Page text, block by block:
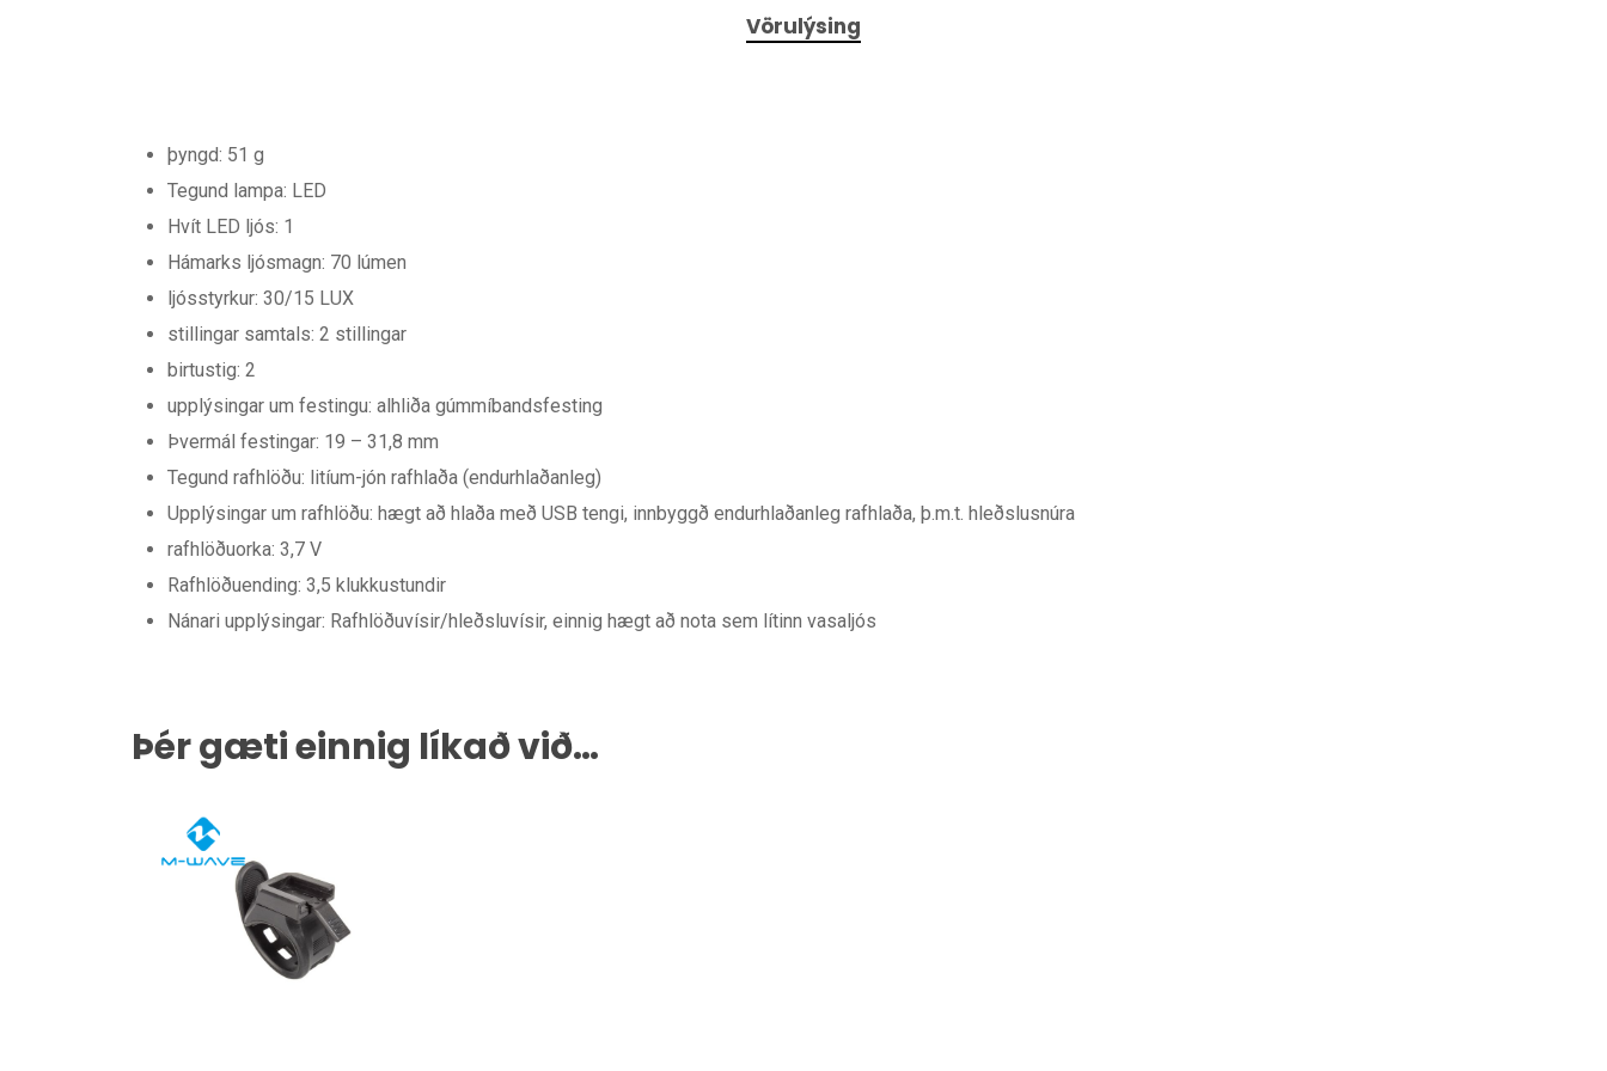
Vörulýsing
þyngd: 51 g
Tegund lampa: LED
Hvít LED ljós: 1
Hámarks ljósmagn: 70 lúmen
ljósstyrkur: 30/15 LUX
stillingar samtals: 2 stillingar
birtustig: 2
upplýsingar um festingu: alhliða gúmmíbandsfesting
Þvermál festingar: 19 – 31,8 mm
Tegund rafhlöðu: litíum-jón rafhlaða (endurhlaðanleg)
Upplýsingar um rafhlöðu: hægt að hlaða með USB tengi, innbyggð endurhlaðanleg rafhlaða, þ.m.t. hleðslusnúra
rafhlöðuorka: 3,7 V
Rafhlöðuending: 3,5 klukkustundir
Nánari upplýsingar: Rafhlöðuvísir/hleðsluvísir, einnig hægt að nota sem lítinn vasaljós
Þér gæti einnig líkað við…